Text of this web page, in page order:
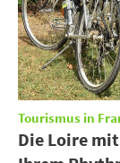
Tourismus in
Die Loire